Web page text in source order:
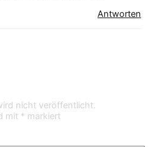
Antworten
nicht veröffentlicht.
mit * markiert